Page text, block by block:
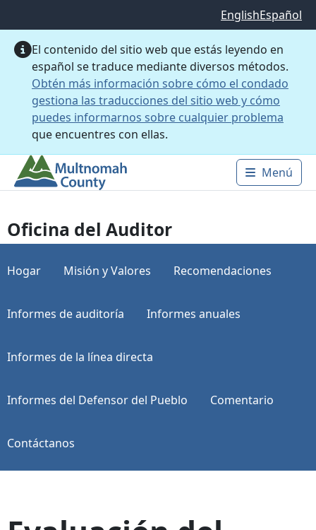
EnglishEspañol
El contenido del sitio web que estás leyendo en
español se traduce mediante diversos métodos.
Obtén más información sobre cómo el condado
gestiona las traducciones del sitio web y cómo
puedes informarnos sobre cualquier problema
que encuentres con ellas.
Main
Menú
Oficina del Auditor
Hogar Misión y Valores Recomendaciones
Informes de auditoría Informes anuales
Informes de la línea directa
Informes del Defensor del Pueblo Comentario
Contáctanos